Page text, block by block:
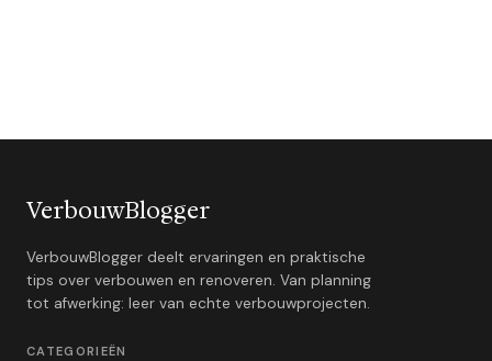
VerbouwBlogger
VerbouwBlogger deelt ervaringen en praktische
tips over verbouwen en renoveren. Van planning
tot afwerking: leer van echte verbouwprojecten.
CATEGORIEËN